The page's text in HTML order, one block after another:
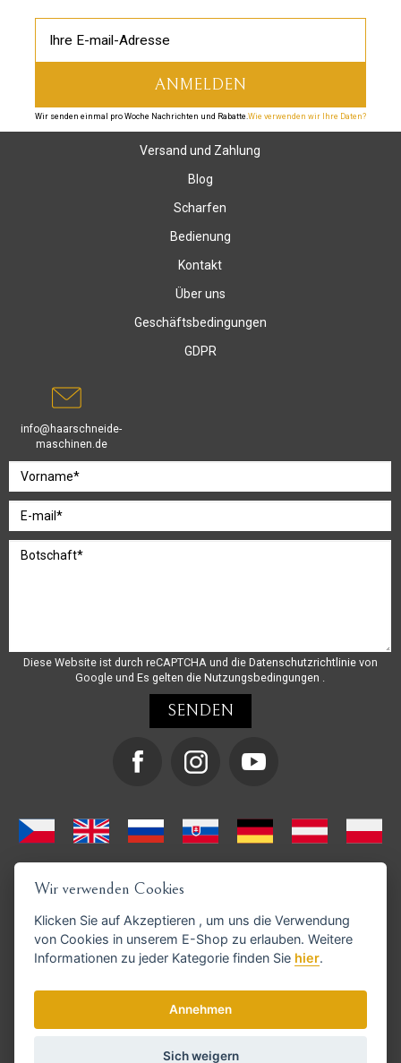
Wir senden einmal pro Woche Nachrichten und Rabatte.Wie verwenden wir Ihre Daten?
Versand und Zahlung
Blog
Scharfen
Bedienung
Kontakt
Über uns
Geschäftsbedingungen
GDPR
info@haarschneide-
maschinen.de
Diese Website ist durch reCAPTCHA und die Datenschutzrichtlinie von
Google und Es gelten die Nutzungsbedingungen .
GoPay-Zahlungen möglich
Wir verwenden Cookies
Klicken Sie auf Akzeptieren , um uns die Verwendung
von Cookies in unserem E-Shop zu erlauben. Weitere
Informationen zu jeder Kategorie finden Sie hier.
Annehmen
Sich weigern